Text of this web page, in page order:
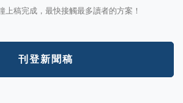
上稿完成，最快接觸最多讀者的方案！
刊登新聞稿